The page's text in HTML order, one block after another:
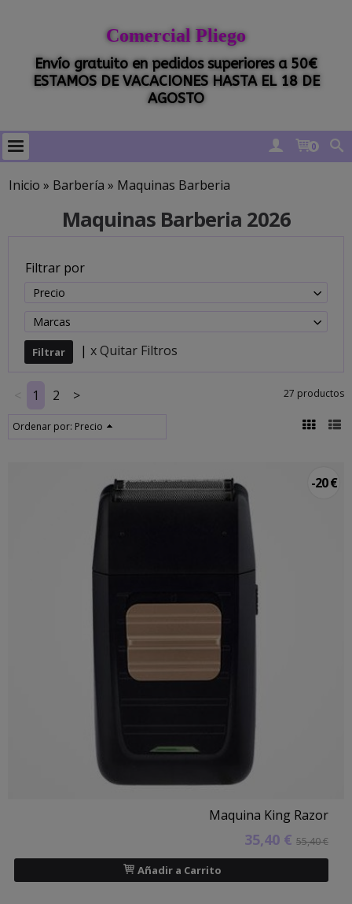
Comercial Pliego
Envío gratuito en pedidos superiores a 50€
ESTAMOS DE VACACIONES HASTA EL 18 DE
AGOSTO
0
Inicio » Barbería » Maquinas Barberia
Maquinas Barberia 2026
Filtrar por
Precio
Marcas
| x Quitar Filtros
1 2 > 27 productos
Ordenar por: Precio
-20 €
Maquina King Razor
35,40 € 55,40 €
Añadir a Carrito